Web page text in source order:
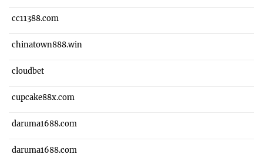
cc11388.com
chinatown888.win
cloudbet
cupcake88x.com
daruma1688.com
daruma1688.com